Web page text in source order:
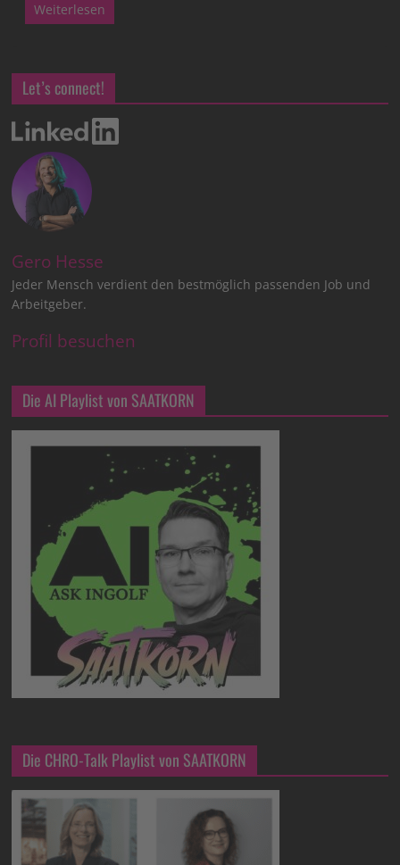
Weiterlesen
Let’s connect!
Gero Hesse
Jeder Mensch verdient den bestmöglich passenden Job und
Arbeitgeber.
Profil besuchen
Die AI Playlist von SAATKORN
Die CHRO-Talk Playlist von SAATKORN